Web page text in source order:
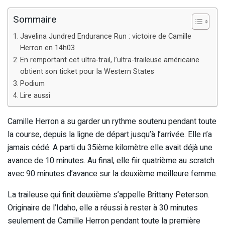
Sommaire
Javelina Jundred Endurance Run : victoire de Camille
Herron en 14h03
En remportant cet ultra-trail, l’ultra-traileuse américaine
obtient son ticket pour la Western States
Podium
Lire aussi
Camille Herron a su garder un rythme soutenu pendant toute
la course, depuis la ligne de départ jusqu’à l’arrivée. Elle n’a
jamais cédé. A parti du 35ième kilomètre elle avait déjà une
avance de 10 minutes. Au final, elle fiir quatrième au scratch
avec 90 minutes d’avance sur la deuxième meilleure femme.
La traileuse qui finit deuxième s’appelle Brittany Peterson.
Originaire de l’Idaho, elle a réussi à rester à 30 minutes
seulement de Camille Herron pendant toute la première